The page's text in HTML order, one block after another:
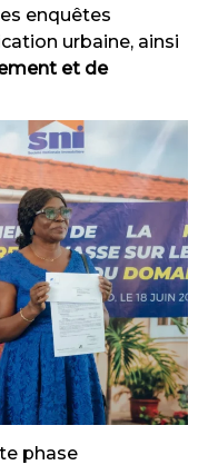
enquêtes
urbaine, ainsi
et de
phase